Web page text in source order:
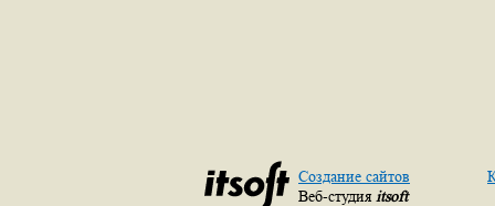
Создание сайтов
Веб-студия itsoft